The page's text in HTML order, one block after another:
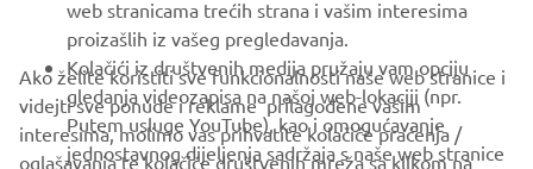
Budite prvi koji će saznati o najnovijim ponudama, posebnim
događajima, novim izdanjima i još mnogo toga
web stranicama trećih strana i vašim interesima
proizašlih iz vašeg pregledavanja.
Kolačići iz društvenih medija pružaju vam opciju
gledanja videozapisa na našoj web-lokaciji (npr.
Putem usluge YouTube), kao i omogućavanje
jednostavnog dijeljenja sadržaja s naše web stranice
Ako želite koristiti sve funkcionalnosti naše web stranice i
videjti sve ponude i reklame prilagođene vašim
interesima, molimo vas prihvatite kolačiće praćenja /
oglašavanja te kolačiće društvenih mreža sa klikom na